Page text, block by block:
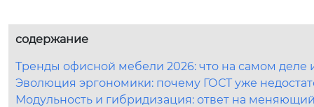
содержание
Тренды офисной мебели 2026: что на самом деле
Эволюция эргономики: почему ГОСТ уже
Модульность и гибридизация: ответ на